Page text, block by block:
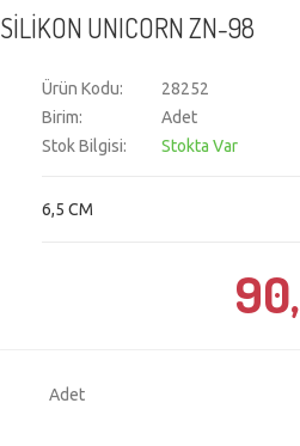
SİLİKON UNICORN ZN-98
Ürün Kodu:
28252
Birim:
Adet
Stok Bilgisi:
Stokta Var
6,5 CM
90,
Adet